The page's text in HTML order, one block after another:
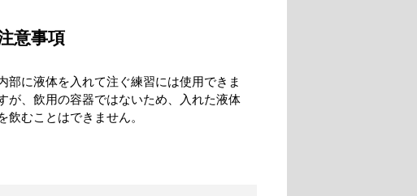
意事項
部に液体を入れて注ぐ練習には使用できま
が、飲用の容器ではないため、入れた液体
飲むことはできません。